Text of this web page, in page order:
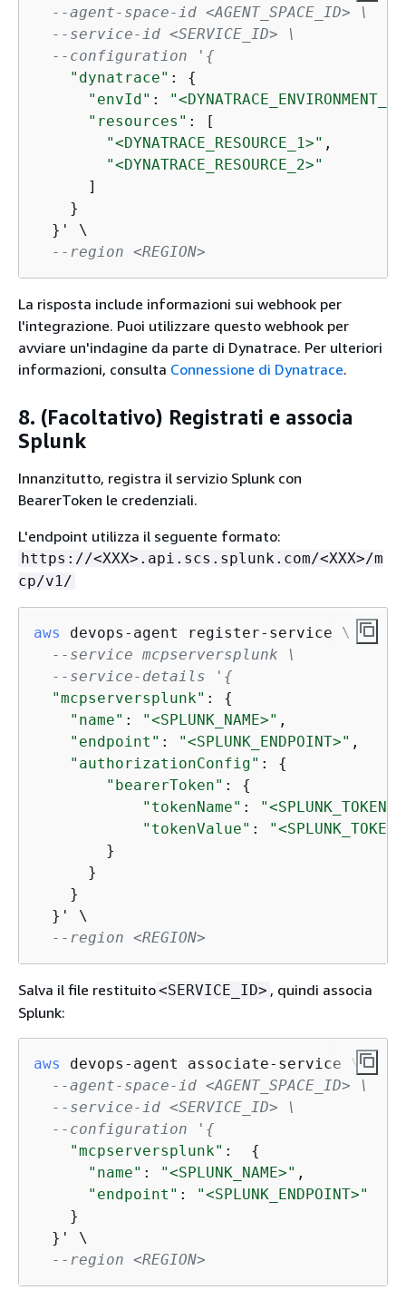
--agent-space-id <AGENT_SPACE_ID> \
--service-id <SERVICE_ID> \
--configuration ' {
"dynatrace" : {
"envId" :
"resources" : [
"<DYNATRACE_RESOURCE_1>" ,
"<DYNATRACE_RESOURCE_2>"
      ]
    }
  }' \
--region <REGION>
La risposta include informazioni sui webhook per
l'integrazione. Puoi utilizzare questo webhook per
avviare un'indagine da parte di Dynatrace. Per ulteriori
informazioni, consulta Connessione di Dynatrace.
8. (Facoltativo) Registrati e associa
Splunk
Innanzitutto, registra il servizio Splunk con
BearerToken le credenziali.
L'endpoint utilizza il seguente formato:
https://<XXX>.api.scs.splunk.com/<XXX>/m
cp/v1/
aws
devops-agent register-service \
--service mcpserversplunk \
--service-details ' {
"mcpserversplunk" : {
"name" : "<SPLUNK_NAME>" ,
"endpoint" : "<SPLUNK_ENDPOINT>" ,
"authorizationConfig" : {
"bearerToken" : {
"tokenName" :
"tokenValue" :
        }
      }
    }
  }' \
--region <REGION>
Salva il file restituito<SERVICE_ID> , quindi associa
Splunk:
aws
devops-agent associate-service \
--agent-space-id <AGENT_SPACE_ID> \
--service-id <SERVICE_ID> \
--configuration ' {
"mcpserversplunk" : {
"name" : "<SPLUNK_NAME>" ,
"endpoint" :
"<SPLUNK_ENDPOINT>"
    }
  }' \
--region <REGION>